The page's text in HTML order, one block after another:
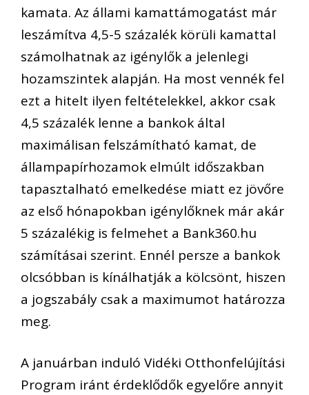
kamata. Az állami kamattámogatást már
leszámítva 4,5-5 százalék körüli kamattal
számolhatnak az igénylők a jelenlegi
hozamszintek alapján. Ha most vennék fel
ezt a hitelt ilyen feltételekkel, akkor csak
4,5 százalék lenne a bankok által
maximálisan felszámítható kamat, de
állampapírhozamok elmúlt időszakban
tapasztalható emelkedése miatt ez jövőre
az első hónapokban igénylőknek már akár
5 százalékig is felmehet a Bank360.hu
számításai szerint. Ennél persze a bankok
olcsóbban is kínálhatják a kölcsönt, hiszen
a jogszabály csak a maximumot határozza
meg.
A januárban induló Vidéki Otthonfelújítási
Program iránt érdeklődők egyelőre annyit